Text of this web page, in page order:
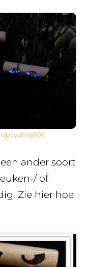
Upcycling101
ander soort
of
Zie hier hoe